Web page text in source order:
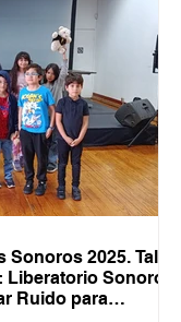
2025. Taller
Liberatorio Sonoro
Ruido para